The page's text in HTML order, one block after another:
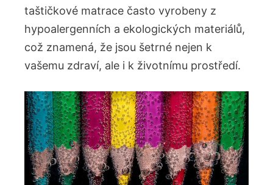
taštičkové matrace často vyrobeny z
hypoalergenních a ekologických materiálů,
což znamená, že jsou šetrné nejen k
vašemu zdraví, ale i k životnímu prostředí.